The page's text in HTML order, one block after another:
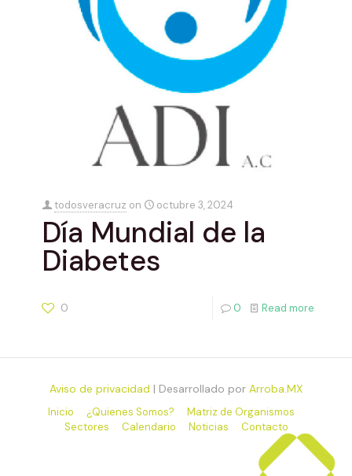
todosveracruz on octubre 3, 2024
Día Mundial de la
Diabetes
0 0 Read more
Aviso de privacidad | Desarrollado por Arroba.MX
Inicio ¿Quienes Somos?
Matriz de Organismos
Sectores
Calendario Noticias Contacto